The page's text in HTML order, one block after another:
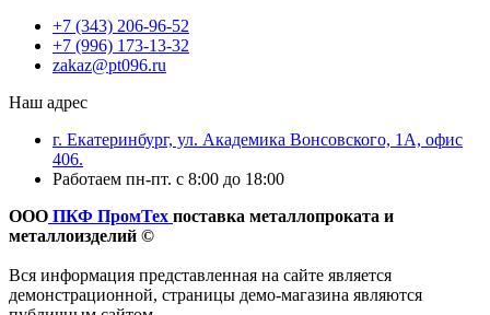
+7 (343) 206-96-52
+7 (996) 173-13-32
zakaz@pt096.ru
Наш адрес
г. Екатеринбург, ул. Академика Вонсовского, 1А, офис
406.
Работаем пн-пт. с 8:00 до 18:00
ООО ПКФ ПромТех поставка металлопроката и
металлоизделий ©
Вся информация представленная на сайте является
демонстрационной, страницы демо-магазина являются